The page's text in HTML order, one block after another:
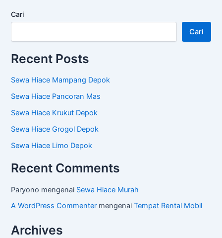
Cari
Cari
Recent Posts
Sewa Hiace Mampang Depok
Sewa Hiace Pancoran Mas
Sewa Hiace Krukut Depok
Sewa Hiace Grogol Depok
Sewa Hiace Limo Depok
Recent Comments
Paryono mengenai Sewa Hiace Murah
A WordPress Commenter mengenaiTempat Rental Mobil
Archives